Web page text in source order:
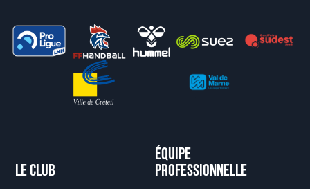
Le club
Équipe
professionnelle